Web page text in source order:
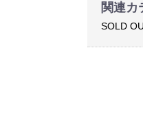
関連カ
SOLD